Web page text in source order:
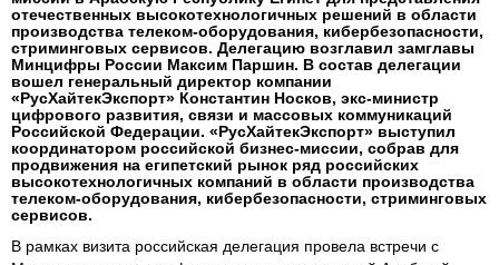
отечественных высокотехнологичных решений в области
производства телеком-оборудования, кибербезопасности,
стриминговых сервисов. Делегацию возглавил замглавы
Минцифры России Максим Паршин. В состав делегации
вошел генеральный директор компании
«РусХайтекЭкспорт» Константин Носков, экс-министр
цифрового развития, связи и массовых коммуникаций
Российской Федерации. «РусХайтекЭкспорт» выступил
координатором российской бизнес-миссии, собрав для
продвижения на египетский рынок ряд российских
высокотехнологичных компаний в области производства
телеком-оборудования, кибербезопасности, стриминговых
сервисов.
В рамках визита российская делегация провела встречи с